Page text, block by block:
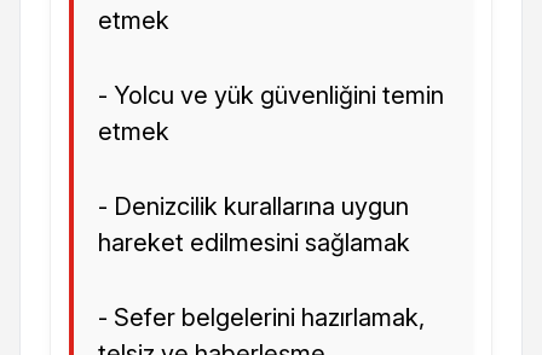
etmek
- Yolcu ve yük güvenliğini temin
etmek
- Denizcilik kurallarına uygun
hareket edilmesini sağlamak
- Sefer belgelerini hazırlamak,